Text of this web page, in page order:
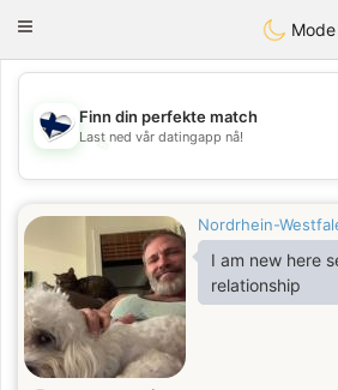
Toggle
Mode
💖
Finn din perfekte match
Last ned vår datingapp nå!
Nordrhein-
I am new here
relationship